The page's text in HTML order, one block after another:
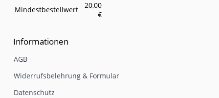
Mindestbestellwert
20,00
€
Informationen
AGB
Widerrufsbelehrung & Formular
Datenschutz